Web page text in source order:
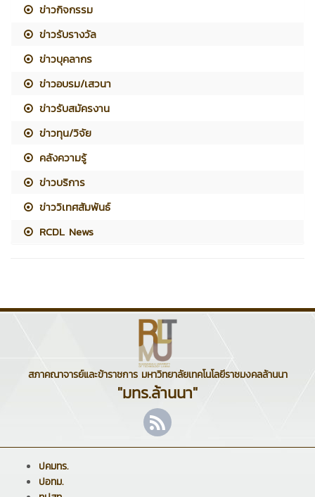
ข่าวกิจกรรม
ข่าวรับรางวัล
ข่าวบุคลากร
ข่าวอบรม/เสวนา
ข่าวรับสมัครงาน
ข่าวทุน/วิจัย
คลังความรู้
ข่าวบริการ
ข่าววิเทศสัมพันธ์
RCDL News
สภาคณาจารย์และข้าราชการ มหาวิทยาลัยเทคโนโลยีราชมงคลล้านนา
"มทร.ล้านนา"
ปคมทร.
ปอทม.